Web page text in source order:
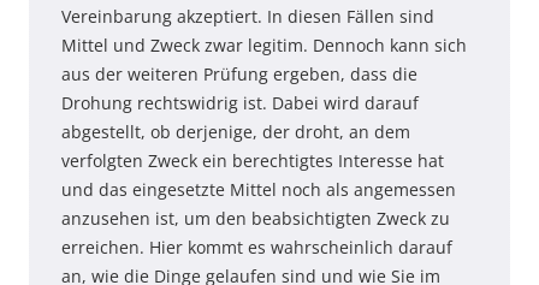
Vereinbarung akzeptiert. In diesen Fällen sind
Mittel und Zweck zwar legitim. Dennoch kann sich
aus der weiteren Prüfung ergeben, dass die
Drohung rechtswidrig ist. Dabei wird darauf
abgestellt, ob derjenige, der droht, an dem
verfolgten Zweck ein berechtigtes Interesse hat
und das eingesetzte Mittel noch als angemessen
anzusehen ist, um den beabsichtigten Zweck zu
erreichen. Hier kommt es wahrscheinlich darauf
an, wie die Dinge gelaufen sind und wie Sie im